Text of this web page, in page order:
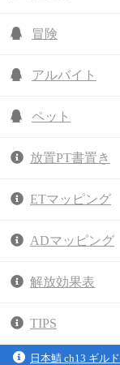
冒険
アルバイト
ペット
放置PT書置き
ETマッピング
ADマッピング
解放効果表
TIPS
日本鯖 ch13 ギル